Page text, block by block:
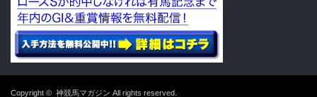
Copyright © 神競馬マガジン All rights reserved.